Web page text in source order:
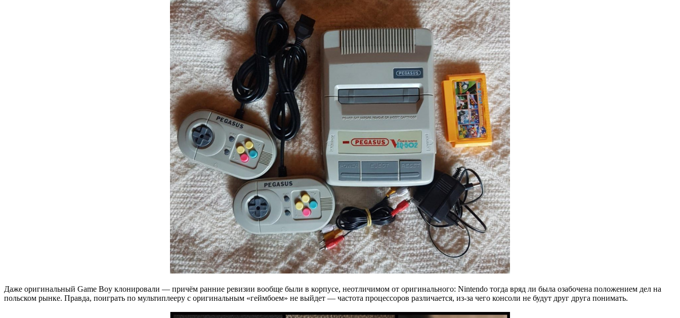
Даже оригинальный Game Boy клонировали — причём ранние ревизии вообще были в корпусе, неотличимом от оригинального: Nintendo тогда вряд ли была озабочена положением дел на
польском рынке. Правда, поиграть по мультиплееру с оригинальным «геймбоем» не выйдет — частота процессоров различается, из-за чего консоли не будут друг друга понимать.